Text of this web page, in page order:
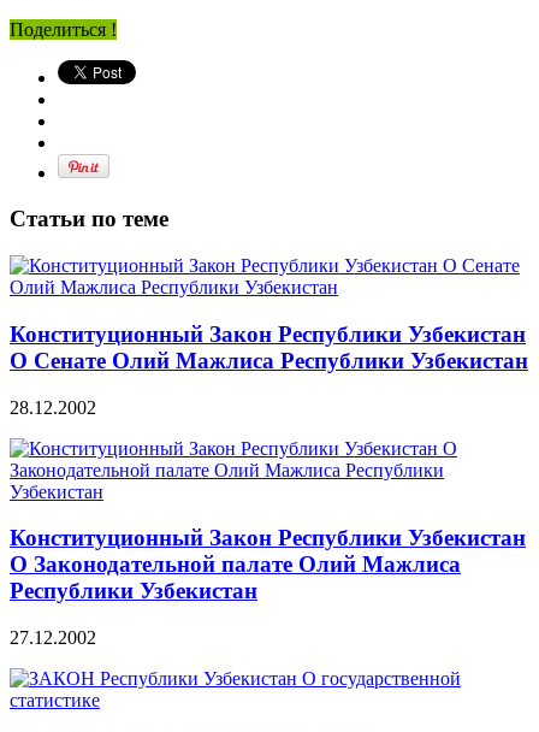
Поделиться !
Статьи по теме
Конституционный Закон Республики Узбекистан
О Сенате Олий Мажлиса Республики Узбекистан
28.12.2002
Конституционный Закон Республики Узбекистан
О Законодательной палате Олий Мажлиса
Республики Узбекистан
27.12.2002